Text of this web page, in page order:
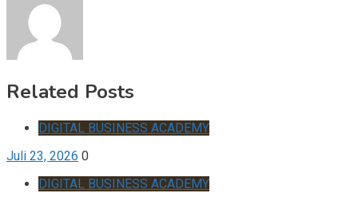
Related Posts
DIGITAL BUSINESS ACADEMY
Juli 23, 2026 0
DIGITAL BUSINESS ACADEMY